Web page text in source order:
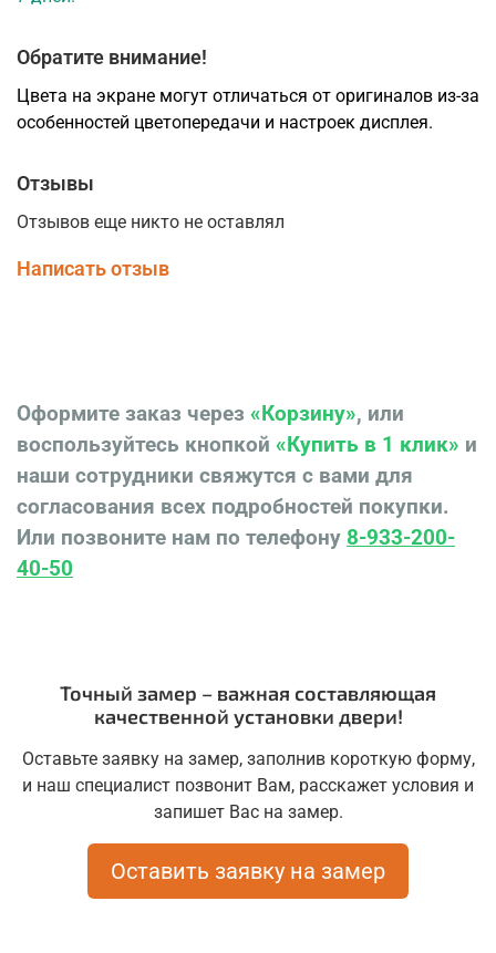
Обратите внимание!
Цвета на экране могут отличаться от оригиналов из-за
особенностей цветопередачи и настроек дисплея.
Отзывы
Отзывов еще никто не оставлял
Написать отзыв
Оформите заказ через «Корзину», или
воспользуйтесь кнопкой «Купить в 1 клик» и
наши сотрудники свяжутся с вами для
согласования всех подробностей покупки.
Или позвоните нам по телефону 8-933-200-
40-50
Точный замер – важная составляющая
качественной установки двери!
Оставьте заявку на замер, заполнив короткую форму,
и наш специалист позвонит Вам, расскажет условия и
запишет Вас на замер.
Оставить заявку на замер